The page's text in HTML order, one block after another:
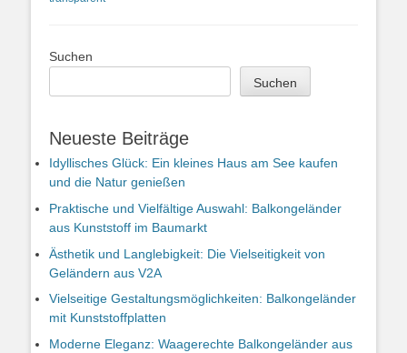
Suchen
Suchen
Neueste Beiträge
Idyllisches Glück: Ein kleines Haus am See kaufen
und die Natur genießen
Praktische und Vielfältige Auswahl: Balkongeländer
aus Kunststoff im Baumarkt
Ästhetik und Langlebigkeit: Die Vielseitigkeit von
Geländern aus V2A
Vielseitige Gestaltungsmöglichkeiten: Balkongeländer
mit Kunststoffplatten
Moderne Eleganz: Waagerechte Balkongeländer aus